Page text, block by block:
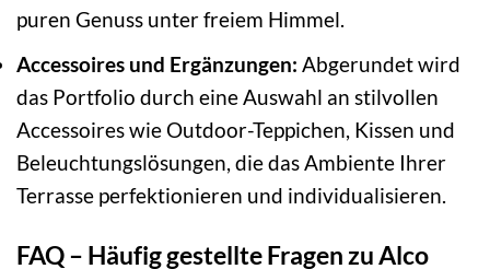
puren Genuss unter freiem Himmel.
Accessoires und Ergänzungen: Abgerundet wird
das Portfolio durch eine Auswahl an stilvollen
Accessoires wie Outdoor-Teppichen, Kissen und
Beleuchtungslösungen, die das Ambiente Ihrer
Terrasse perfektionieren und individualisieren.
FAQ – Häufig gestellte Fragen zu Alco